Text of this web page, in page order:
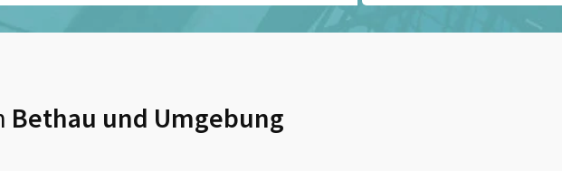
Bethau und Umgebung